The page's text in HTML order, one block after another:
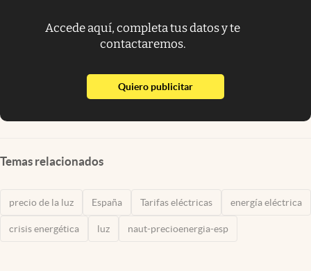
Accede aquí, completa tus datos y te
contactaremos.
Quiero publicitarabre en nueva pestaña
Temas relacionados
precio de la luz España Tarifas eléctricas energía eléctrica
crisis energética luz naut-precioenergia-esp